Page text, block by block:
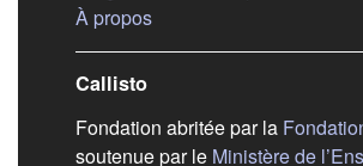
À propos(s'ouvre dans un nouvel
Callisto
Fondation abritée par la
soutenue par le Ministère de